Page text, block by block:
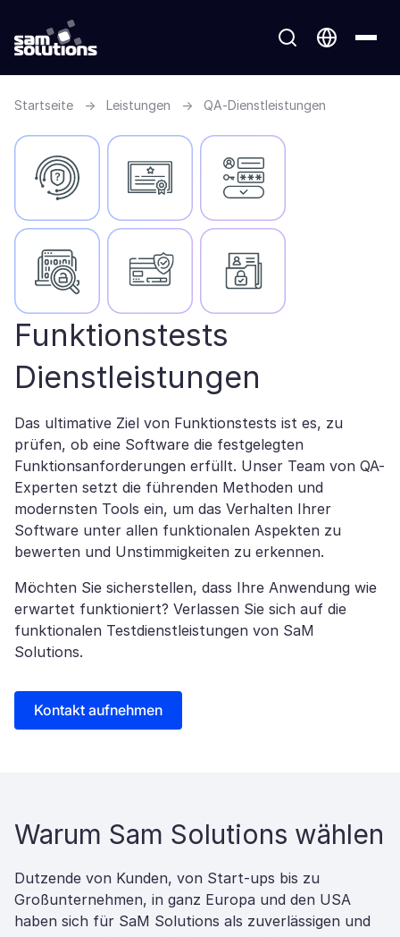
Startseite → Leistungen → QA-Dienstleistungen
Funktionstests
Dienstleistungen
Das ultimative Ziel von Funktionstests ist es, zu
prüfen, ob eine Software die festgelegten
Funktionsanforderungen erfüllt. Unser Team von QA-
Experten setzt die führenden Methoden und
modernsten Tools ein, um das Verhalten Ihrer
Software unter allen funktionalen Aspekten zu
bewerten und Unstimmigkeiten zu erkennen.
Möchten Sie sicherstellen, dass Ihre Anwendung wie
erwartet funktioniert? Verlassen Sie sich auf die
funktionalen Testdienstleistungen von SaM
Solutions.
Kontakt aufnehmen
Warum Sam Solutions wählen
Dutzende von Kunden, von Start-ups bis zu
Großunternehmen, in ganz Europa und den USA
haben sich für SaM Solutions als zuverlässigen und